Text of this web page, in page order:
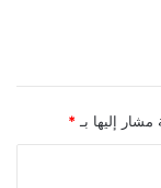
مشار إليها بـ *